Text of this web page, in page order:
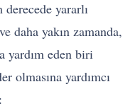
yararlı
daha yakın zamanda,
yardım eden biri
olmasına yardımcı